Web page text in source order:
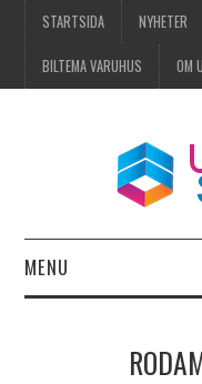
STARTSIDA NYHETER
BILTEMA VARUHUS OM
MENU